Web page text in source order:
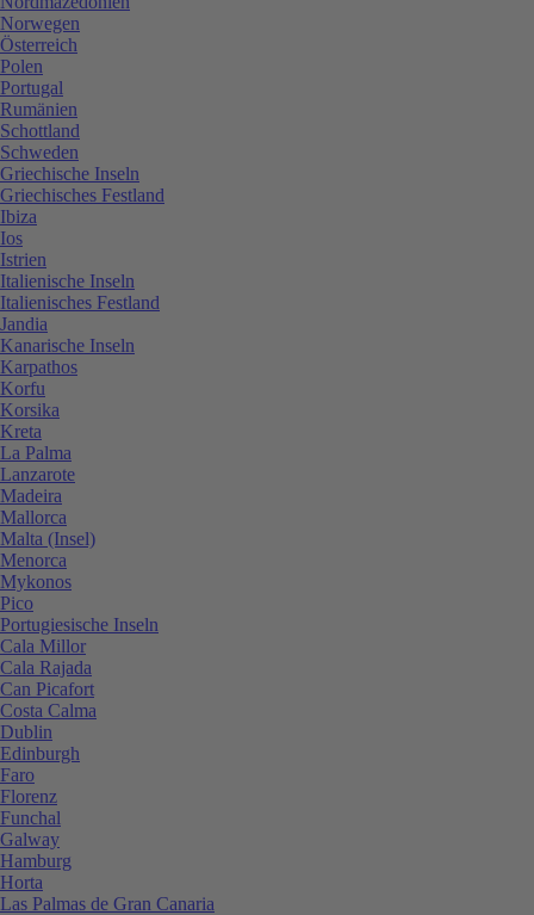
Norwegen
Österreich
Polen
Portugal
Rumänien
Schottland
Schweden
Griechische Inseln
Griechisches Festland
Ibiza
Ios
Istrien
Italienische Inseln
Italienisches Festland
Jandia
Kanarische Inseln
Karpathos
Korfu
Korsika
Kreta
La Palma
Lanzarote
Madeira
Mallorca
Malta (Insel)
Menorca
Mykonos
Pico
Portugiesische Inseln
Cala Millor
Cala Rajada
Can Picafort
Costa Calma
Dublin
Edinburgh
Faro
Florenz
Funchal
Galway
Hamburg
Horta
Las Palmas de Gran Canaria